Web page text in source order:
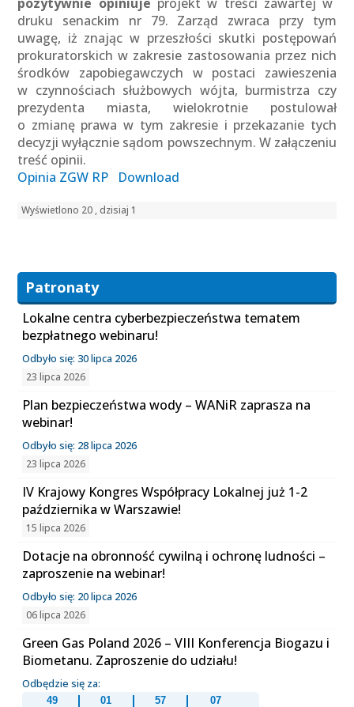
druku senackim nr 79. Zarząd zwraca przy tym
uwagę, iż znając w przeszłości skutki postępowań
prokuratorskich w zakresie zastosowania przez nich
środków zapobiegawczych w postaci zawieszenia
w czynnościach służbowych wójta, burmistrza czy
prezydenta miasta, wielokrotnie postulował
o zmianę prawa w tym zakresie i przekazanie tych
decyzji wyłącznie sądom powszechnym. W załączeniu
treść opinii.
Opinia ZGW RP
Download
Wyświetlono 20 , dzisiaj 1
Patronaty
Lokalne centra cyberbezpieczeństwa tematem
bezpłatnego webinaru!
Odbyło się: 30 lipca 2026
23 lipca 2026
Plan bezpieczeństwa wody – WANiR zaprasza na
webinar!
Odbyło się: 28 lipca 2026
23 lipca 2026
IV Krajowy Kongres Współpracy Lokalnej już 1-2
października w Warszawie!
15 lipca 2026
Dotacje na obronność cywilną i ochronę ludności –
zaproszenie na webinar!
Odbyło się: 20 lipca 2026
06 lipca 2026
Green Gas Poland 2026 – VIII Konferencja Biogazu i
Biometanu. Zaproszenie do udziału!
Odbędzie się za:
49 01 57 06